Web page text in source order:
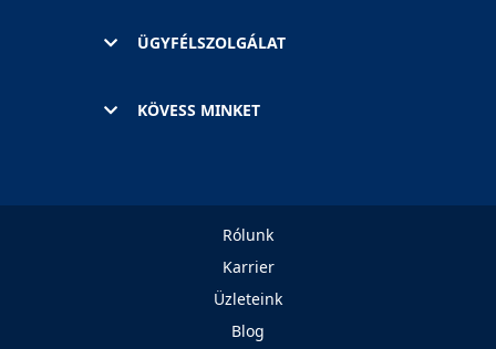
ÜGYFÉLSZOLGÁLAT
KÖVESS MINKET
Rólunk
Karrier
Üzleteink
Blog